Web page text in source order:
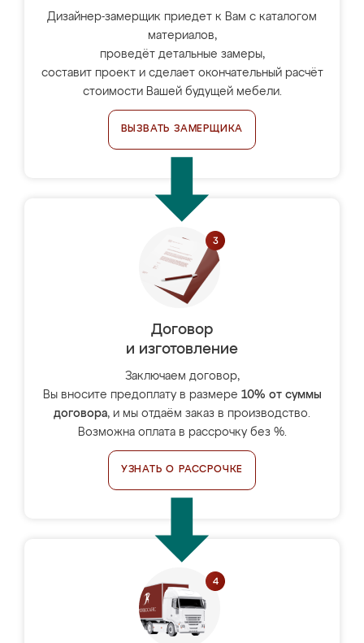
Дизайнер-замерщик приедет к Вам с каталогом
материалов,
проведёт детальные замеры,
составит проект и сделает окончательный расчёт
стоимости Вашей будущей мебели.
ВЫЗВАТЬ ЗАМЕРЩИКА
Договор
и изготовление
Заключаем договор,
Вы вносите предоплату в размере 10% от суммы
договора, и мы отдаём заказ в производство.
Возможна оплата в рассрочку без %.
УЗНАТЬ О РАССРОЧКЕ